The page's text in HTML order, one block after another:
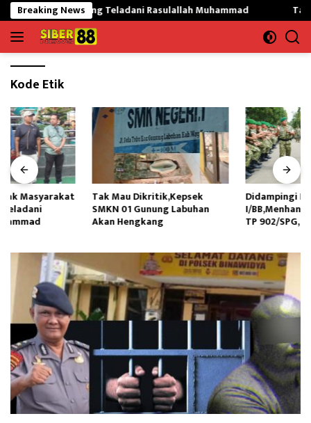
Langsung
ke
konten
Breaking NewsTeladani Rasulallah Muhammad Tak Mau
Kode Etik
Tak Mau Dikritik,Kepsek
SMKN 01 Gunung Labuhan
Akan Hengkang
Didampingi Kasdam
I/BB,Menhan RI Kunjungi Yonif
TP 902/SPG, Tinjau Fasilitas